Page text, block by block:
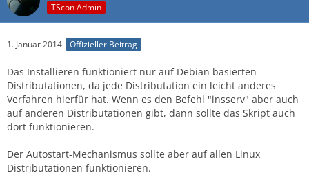
TScon Admin
1. Januar 2014 Offizieller Beitrag
Das Installieren funktioniert nur auf Debian basierten
Distributationen, da jede Distributation ein leicht anderes
Verfahren hierfür hat. Wenn es den Befehl "insserv" aber auch
auf anderen Distributationen gibt, dann sollte das Skript auch
dort funktionieren.
Der Autostart-Mechanismus sollte aber auf allen Linux
Distributationen funktionieren.